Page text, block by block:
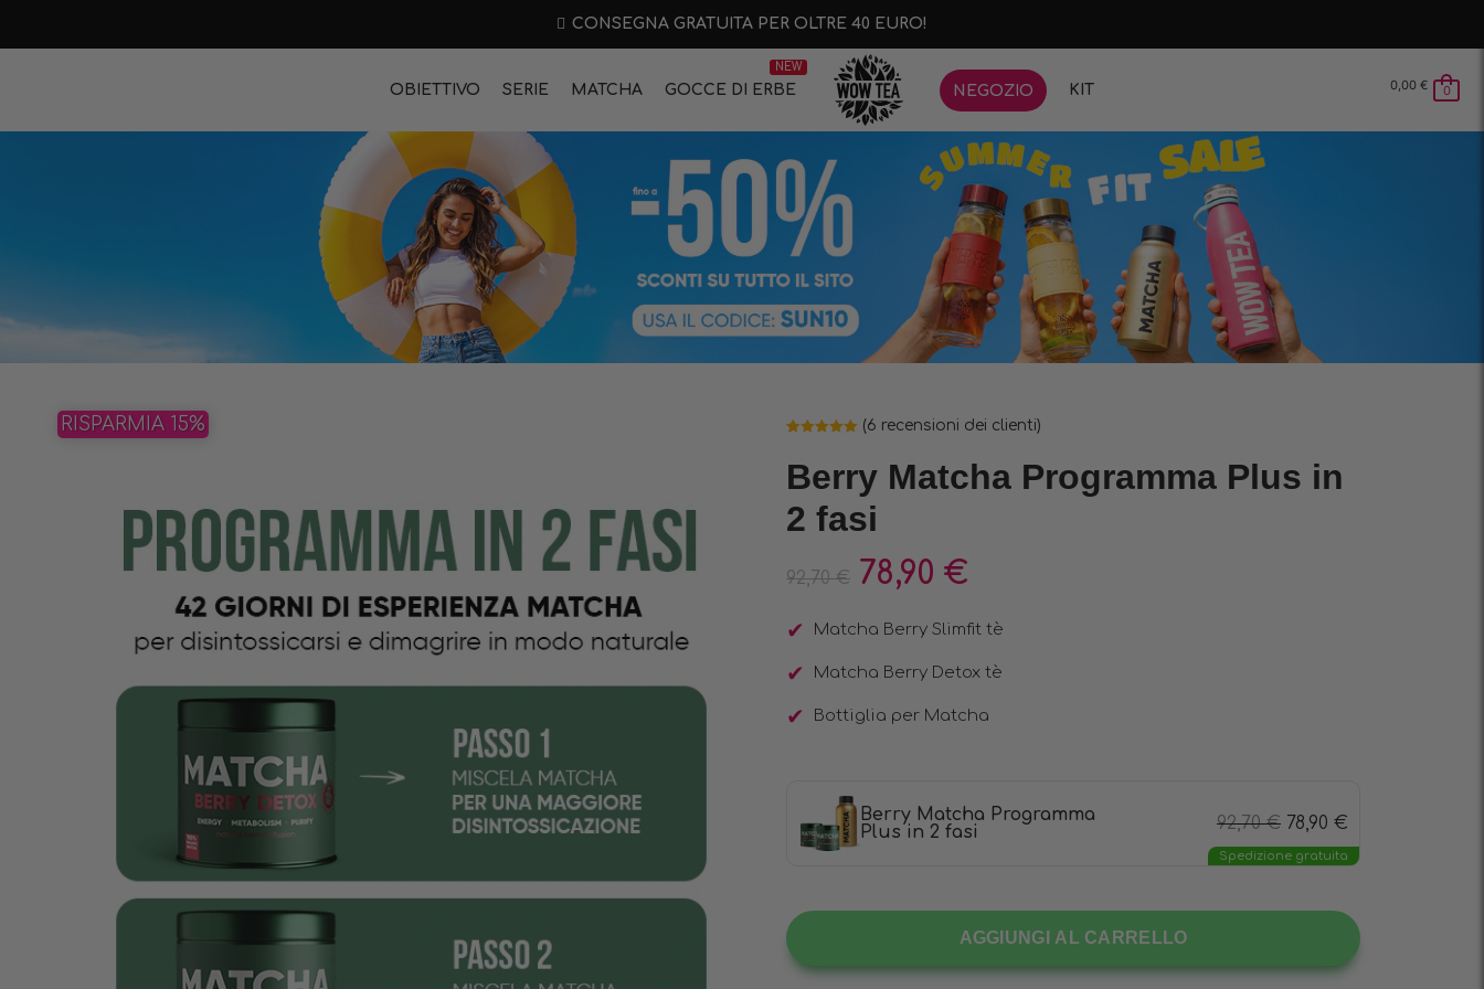
CONSEGNA GRATUITA PER OLTRE 40 EURO!
OBIETTIVO SERIE MATCHA
NEW
GOCCE DI ERBE NEGOZIO KIT 0,00 € 0
RISPARMIA 15%
base di
recensioni
(6 recensioni dei clienti)
Berry Matcha Programma Plus in
2 fasi
92,70€ 78,90 €
Matcha Berry Slimfit tè
Matcha Berry Detox tè
Bottiglia per Matcha
Berry Matcha Programma
Plus in 2 fasi
92,70€ 78,90 €
Spedizione gratuita
AGGIUNGI AL CARRELLO